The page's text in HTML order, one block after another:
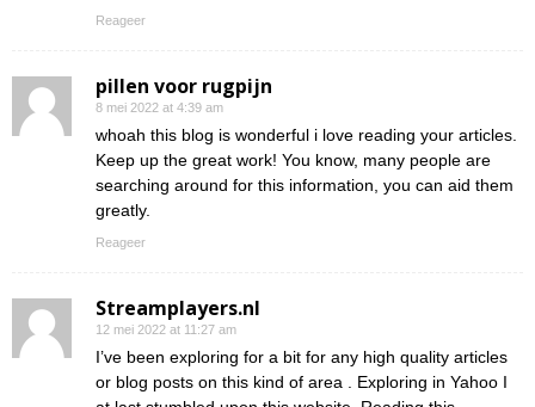
Reageer
pillen voor rugpijn
8 mei 2022 at 4:39 am
whoah this blog is wonderful i love reading your articles.
Keep up the great work! You know, many people are
searching around for this information, you can aid them
greatly.
Reageer
Streamplayers.nl
12 mei 2022 at 11:27 am
I’ve been exploring for a bit for any high quality articles
or blog posts on this kind of area . Exploring in Yahoo I